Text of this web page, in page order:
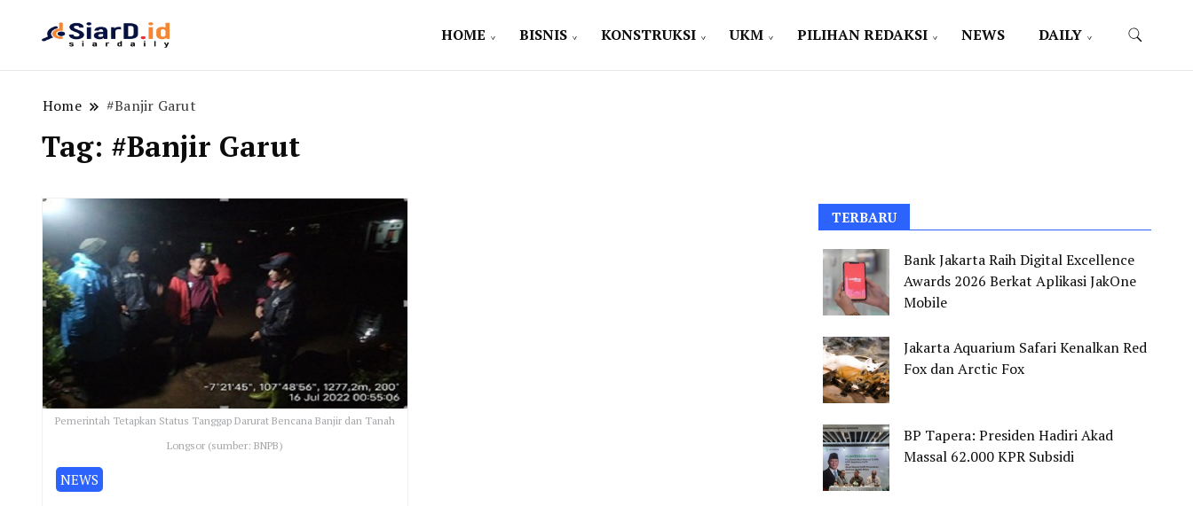
HOME BISNIS KONSTRUKSI UKM PILIHAN REDAKSI NEWS DAILY
Home #Banjir Garut
Tag: #Banjir Garut
Pemerintah Tetapkan Status Tanggap Darurat Bencana Banjir dan Tanah
Longsor (sumber: BNPB)
NEWS
TERBARU
Bank Jakarta Raih Digital Excellence
Awards 2026 Berkat Aplikasi JakOne
Mobile
Jakarta Aquarium Safari Kenalkan Red
Fox dan Arctic Fox
BP Tapera: Presiden Hadiri Akad
Massal 62.000 KPR Subsidi